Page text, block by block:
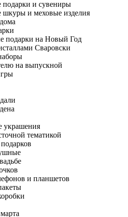
подарки и сувениры
шкуры и меховые изделия
подарки на Новый Год
Сваровски
на выпускной
украшения
тематикой
и планшетов